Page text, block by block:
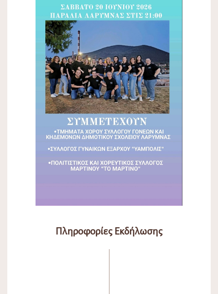
Πληροφορίες Εκδήλωσης